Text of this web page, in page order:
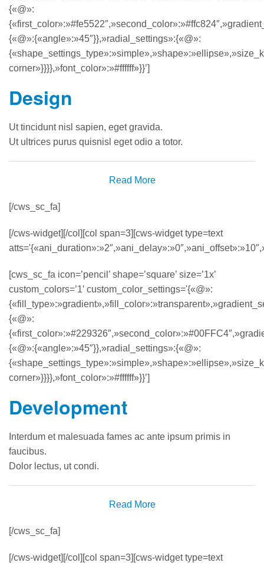
{«@»:
{«@»:{«angle»:»45″}},»radial_settings»:{«@»:
corner»}}}},»font_color»:»#ffffff»}}’]
Design
Ut tincidunt nisl sapien, eget gravida.
Ut ultrices purus quisnisl eget odio a totor.
Read More
[/cws_sc_fa]
[/cws-widget][/col][col span=3][cws-widget type=text
[cws_sc_fa icon=’pencil’ shape=’square’ size=’1x’
custom_colors=’1′ custom_color_settings='{«@»:
{«@»:
{«@»:{«angle»:»45″}},»radial_settings»:{«@»:
corner»}}}},»font_color»:»#ffffff»}}’]
Development
Interdum et malesuada fames ac ante ipsum primis in
faucibus.
Dolor lectus, ut condi.
Read More
[/cws_sc_fa]
[/cws-widget][/col][col span=3][cws-widget type=text